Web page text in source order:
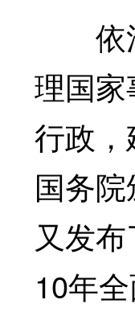
依法
理国
行政
国务
又发
10年